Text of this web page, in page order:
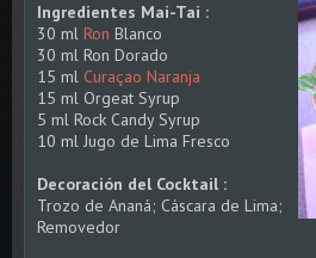
Ingredientes Mai-Tai :
30 ml Ron Blanco
30 ml Ron Dorado
15 ml Curaçao Naranja
15 ml Orgeat Syrup
5 ml Rock Candy Syrup
10 ml Jugo de Lima Fresco
Decoración del Cocktail :
Trozo de Ananá; Cáscara de Lima;
Removedor